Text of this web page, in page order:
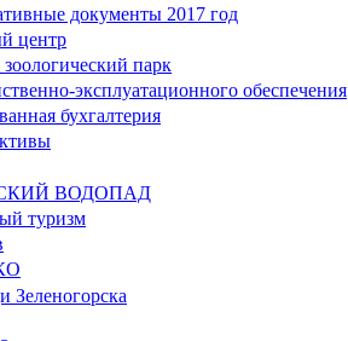
документы 2017 год
центр
парк
эксплуатационного обеспечения
бухгалтерия
ВОДОПАД
туризм